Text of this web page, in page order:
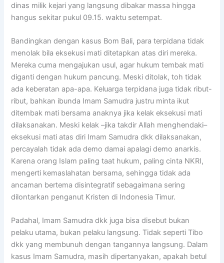
dinas milik kejari yang langsung dibakar massa hingga
hangus sekitar pukul 09.15. waktu setempat.
Bandingkan dengan kasus Bom Bali, para terpidana tidak
menolak bila eksekusi mati ditetapkan atas diri mereka.
Mereka cuma mengajukan usul, agar hukum tembak mati
diganti dengan hukum pancung. Meski ditolak, toh tidak
ada keberatan apa-apa. Keluarga terpidana juga tidak ribut-
ribut, bahkan ibunda Imam Samudra justru minta ikut
ditembak mati bersama anaknya jika kelak eksekusi mati
dilaksanakan. Meski kelak –jika takdir Allah menghendaki–
eksekusi mati atas diri Imam Samudra dkk dilaksanakan,
percayalah tidak ada demo damai apalagi demo anarkis.
Karena orang Islam paling taat hukum, paling cinta NKRI,
mengerti kemaslahatan bersama, sehingga tidak ada
ancaman bertema disintegratif sebagaimana sering
dilontarkan penganut Kristen di Indonesia Timur.
Padahal, Imam Samudra dkk juga bisa disebut bukan
pelaku utama, bukan pelaku langsung. Tidak seperti Tibo
dkk yang membunuh dengan tangannya langsung. Dalam
kasus Imam Samudra, masih dipertanyakan, apakah betul